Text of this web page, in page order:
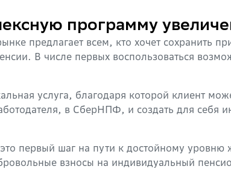
программу
предлагает всем, кто хочет сохранить
В числе первых воспользоваться
услуга, благодаря которой клиент
в СберНПФ, и создать для себя
первый шаг на пути к достойному уровню
взносы на индивидуальный